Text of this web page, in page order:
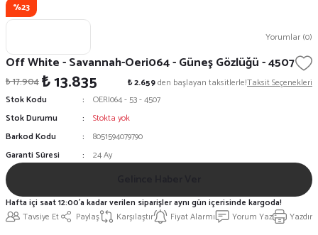
%23
Yorumlar (0)
Off White - Savannah-Oeri064 - Güneş Gözlüğü - 4507
₺ 17.904₺ 13.835 ₺ 2.659den başlayan taksitlerle!Taksit Seçenekleri
Stok Kodu
OERI064 - 53 - 4507
Stok Durumu
Stokta yok
Barkod Kodu
8051594079790
Garanti Süresi
24 Ay
Tavsiye Et Paylaş Karşılaştır Fiyat Alarmı Yorum Yaz Yazdır
Hafta içi saat 12:00'a kadar verilen siparişler aynı gün içerisinde kargoda!